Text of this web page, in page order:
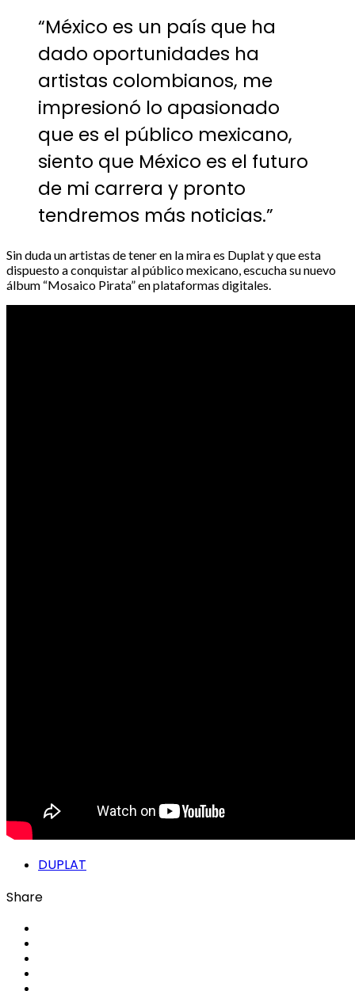
“México es un país que ha
dado oportunidades ha
artistas colombianos, me
impresionó lo apasionado
que es el público mexicano,
siento que México es el futuro
de mi carrera y pronto
tendremos más noticias.”
Sin duda un artistas de tener en la mira es Duplat y que esta
dispuesto a conquistar al público mexicano, escucha su nuevo
álbum “Mosaico Pirata” en plataformas digitales.
DUPLAT
Share